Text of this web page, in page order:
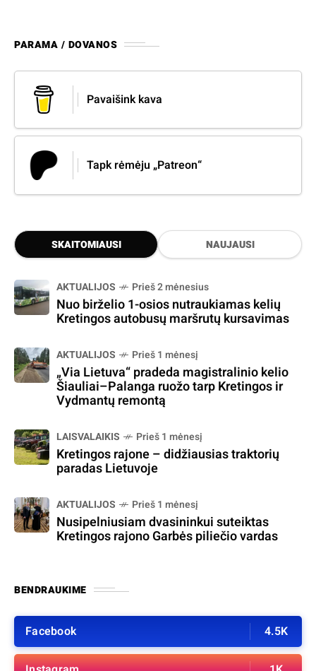
PARAMA / DOVANOS
Pavaišink kava
Tapk rėmėju „Patreon“
SKAITOMIAUSI NAUJAUSI
AKTUALIJOS Prieš 2 mėnesius
Nuo birželio 1-osios nutraukiamas kelių
Kretingos autobusų maršrutų kursavimas
AKTUALIJOS Prieš 1 mėnesį
„Via Lietuva“ pradeda magistralinio kelio
Šiauliai–Palanga ruožo tarp Kretingos ir
Vydmantų remontą
LAISVALAIKIS Prieš 1 mėnesį
Kretingos rajone – didžiausias traktorių
paradas Lietuvoje
AKTUALIJOS Prieš 1 mėnesį
Nusipelniusiam dvasininkui suteiktas
Kretingos rajono Garbės piliečio vardas
BENDRAUKIME
Facebook 4.5K